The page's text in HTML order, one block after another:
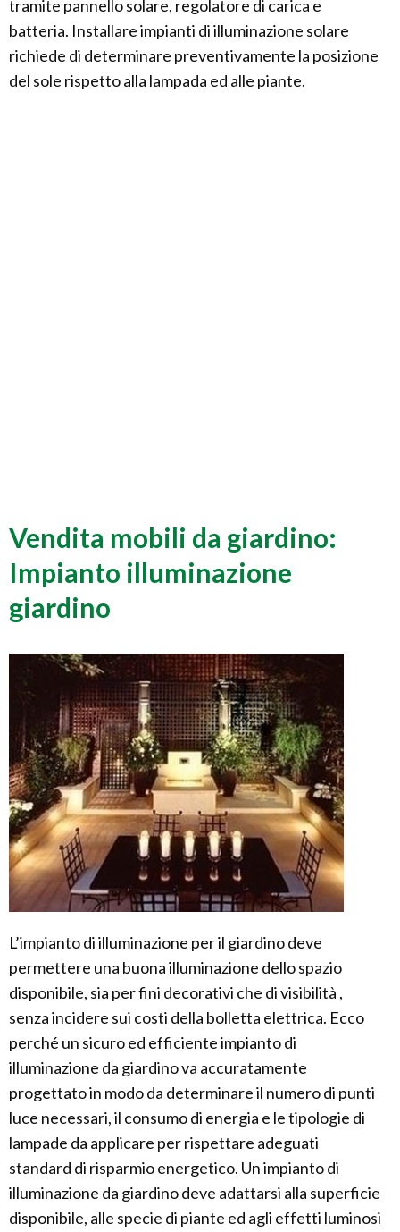
tramite pannello solare, regolatore di carica e
batteria. Installare impianti di illuminazione solare
richiede di determinare preventivamente la posizione
del sole rispetto alla lampada ed alle piante.
Vendita mobili da giardino:
Impianto illuminazione
giardino
L’impianto di illuminazione per il giardino deve
permettere una buona illuminazione dello spazio
disponibile, sia per fini decorativi che di visibilità ,
senza incidere sui costi della bolletta elettrica. Ecco
perché un sicuro ed efficiente impianto di
illuminazione da giardino va accuratamente
progettato in modo da determinare il numero di punti
luce necessari, il consumo di energia e le tipologie di
lampade da applicare per rispettare adeguati
standard di risparmio energetico. Un impianto di
illuminazione da giardino deve adattarsi alla superficie
disponibile, alle specie di piante ed agli effetti luminosi